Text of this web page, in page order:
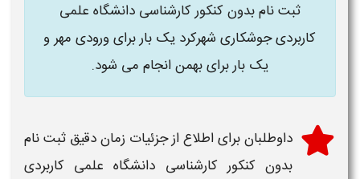
ثبت نام بدون کنکور کارشناسی دانشگاه علمی
کاربردی جوشکاری شهرکرد یک بار برای ورودی مهر و
یک بار برای بهمن انجام می شود.
داوطلبان برای اطلاع از جزئیات زمان دقیق ثبت نام
بدون کنکور کارشناسی دانشگاه علمی کاربردی